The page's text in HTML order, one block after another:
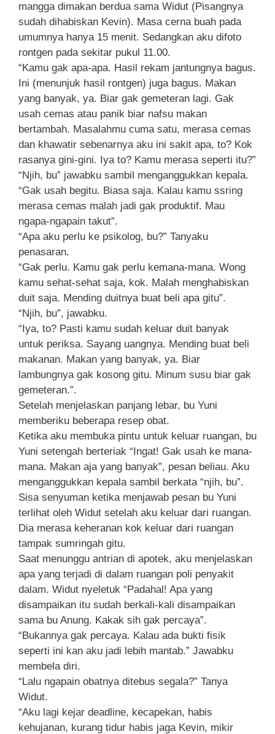
mangga dimakan berdua sama Widut (Pisangnya
sudah dihabiskan Kevin). Masa cerna buah pada
umumnya hanya 15 menit. Sedangkan aku difoto
rontgen pada sekitar pukul 11.00.
“Kamu gak apa-apa. Hasil rekam jantungnya bagus.
Ini (menunjuk hasil rontgen) juga bagus. Makan
yang banyak, ya. Biar gak gemeteran lagi. Gak
usah cemas atau panik biar nafsu makan
bertambah. Masalahmu cuma satu, merasa cemas
dan khawatir sebenarnya aku ini sakit apa, to? Kok
rasanya gini-gini. Iya to? Kamu merasa seperti itu?”
“Njih, bu” jawabku sambil menganggukkan kepala.
“Gak usah begitu. Biasa saja. Kalau kamu ssring
merasa cemas malah jadi gak produktif. Mau
ngapa-ngapain takut”.
“Apa aku perlu ke psikolog, bu?” Tanyaku
penasaran.
“Gak perlu. Kamu gak perlu kemana-mana. Wong
kamu sehat-sehat saja, kok. Malah menghabiskan
duit saja. Mending duitnya buat beli apa gitu”.
“Njih, bu”, jawabku.
“Iya, to? Pasti kamu sudah keluar duit banyak
untuk periksa. Sayang uangnya. Mending buat beli
makanan. Makan yang banyak, ya. Biar
lambungnya gak kosong gitu. Minum susu biar gak
gemeteran.”.
Setelah menjelaskan panjang lebar, bu Yuni
memberiku beberapa resep obat.
Ketika aku membuka pintu untuk keluar ruangan, bu
Yuni setengah berteriak “Ingat! Gak usah ke mana-
mana. Makan aja yang banyak”, pesan beliau. Aku
menganggukkan kepala sambil berkata “njih, bu”.
Sisa senyuman ketika menjawab pesan bu Yuni
terlihat oleh Widut setelah aku keluar dari ruangan.
Dia merasa keheranan kok keluar dari ruangan
tampak sumringah gitu.
Saat menunggu antrian di apotek, aku menjelaskan
apa yang terjadi di dalam ruangan poli penyakit
dalam. Widut nyeletuk “Padahal! Apa yang
disampaikan itu sudah berkali-kali disampaikan
sama bu Anung. Kakak sih gak percaya”.
“Bukannya gak percaya. Kalau ada bukti fisik
seperti ini kan aku jadi lebih mantab.” Jawabku
membela diri.
“Lalu ngapain obatnya ditebus segala?” Tanya
Widut.
“Aku lagi kejar deadline, kecapekan, habis
kehujanan, kurang tidur habis jaga Kevin, mikir